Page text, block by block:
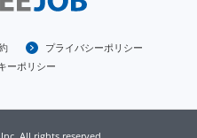
プライバシーポリシー
ーポリシー